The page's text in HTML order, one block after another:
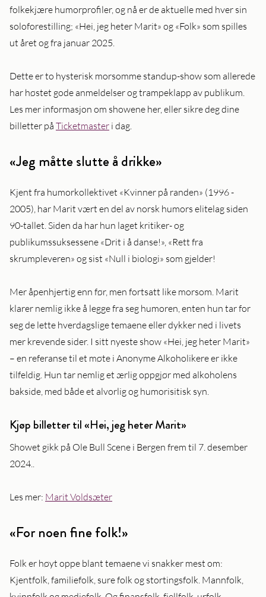
folkekjære humorprofiler, og nå er de aktuelle med hver sin
soloforestilling; «Hei, jeg heter Marit» og «Folk» som spilles
ut året og fra januar 2025.
Dette er to hysterisk morsomme standup-show som allerede
har høstet gode anmeldelser og trampeklapp av publikum.
Les mer informasjon om showene her, eller sikre deg dine
billetter på Ticketmaster i dag.
«Jeg måtte slutte å drikke»
Kjent fra humorkollektivet «Kvinner på randen» (1996 -
2005), har Marit vært en del av norsk humors elitelag siden
90-tallet. Siden da har hun laget kritiker- og
publikumssuksessene «Drit i å danse!», «Rett fra
skrumpleveren» og sist «Null i biologi» som gjelder!
Mer åpenhjertig enn før, men fortsatt like morsom. Marit
klarer nemlig ikke å legge fra seg humoren, enten hun tar for
seg de lette hverdagslige temaene eller dykker ned i livets
mer krevende sider. I sitt nyeste show «Hei, jeg heter Marit»
– en referanse til et møte i Anonyme Alkoholikere er ikke
tilfeldig. Hun tar nemlig et ærlig oppgjør med alkoholens
bakside, med både et alvorlig og humorisitisk syn.
Kjøp billetter til «Hei, jeg heter Marit»
Showet gikk på Ole Bull Scene i Bergen frem til 7. desember
2024..
Les mer: Marit Voldsæter
«For noen fine folk!»
Folk er høyt oppe blant temaene vi snakker mest om:
Kjentfolk, familiefolk, sure folk og stortingsfolk. Mannfolk,